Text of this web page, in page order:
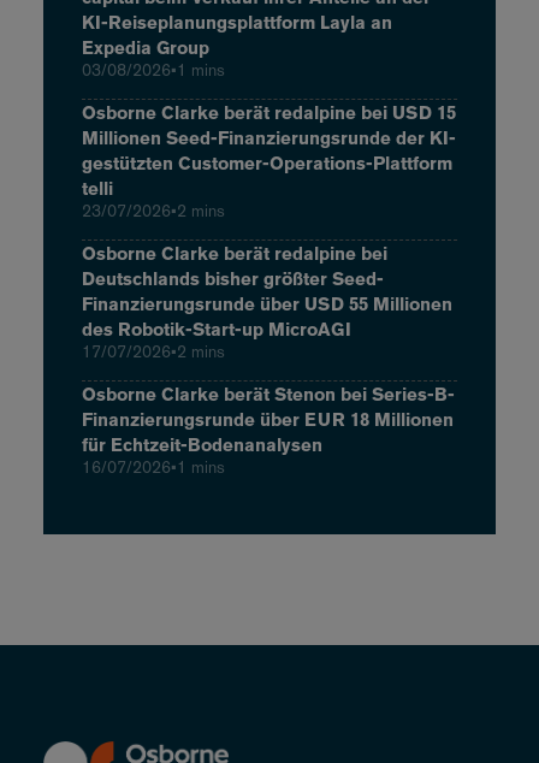
KI-Reiseplanungsplattform Layla an
Expedia Group
03/08/2026•1 mins
Osborne Clarke berät redalpine bei USD 15
Millionen Seed-Finanzierungsrunde der KI-
gestützten Customer-Operations-Plattform
telli
23/07/2026•2 mins
Osborne Clarke berät redalpine bei
Deutschlands bisher größter Seed-
Finanzierungsrunde über USD 55 Millionen
des Robotik-Start-up MicroAGI
17/07/2026•2 mins
Osborne Clarke berät Stenon bei Series-B-
Finanzierungsrunde über EUR 18 Millionen
für Echtzeit-Bodenanalysen
16/07/2026•1 mins